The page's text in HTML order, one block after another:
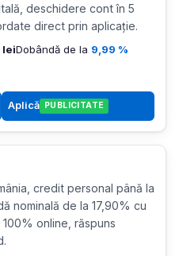
deschidere cont în 5
direct prin aplicație.
leiDobândă de la 9,99 %
Aplică PUBLICITATE
credit personal până la
nominală de la 17,90% cu
online, răspuns